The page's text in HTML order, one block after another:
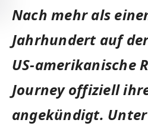
Nach mehr als
Jahrhundert auf
US-amerikanische
Journey offiziell
angekündigt.